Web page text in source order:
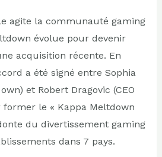
agite la communauté gaming
évolue pour devenir
acquisition récente. En
a été signé entre Sophia
et Robert Dragovic (CEO
former le « Kappa Meltdown
du divertissement gaming
dans 7 pays.